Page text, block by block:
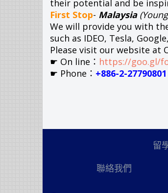
their potential and be
First Stop- Malaysia
We will provide you with
such as IDEO, Tesla,
Please visit our website at
☛ On line： https://goo.gl/
☛ Phone： +886-2-27790801
留
聯絡我們